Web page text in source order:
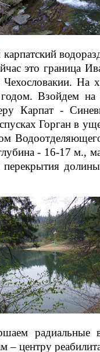
это граница
На
Взойдем
Карпат -
Горган в
- 16-17 м.,
перекрытия
радиальные
– центру